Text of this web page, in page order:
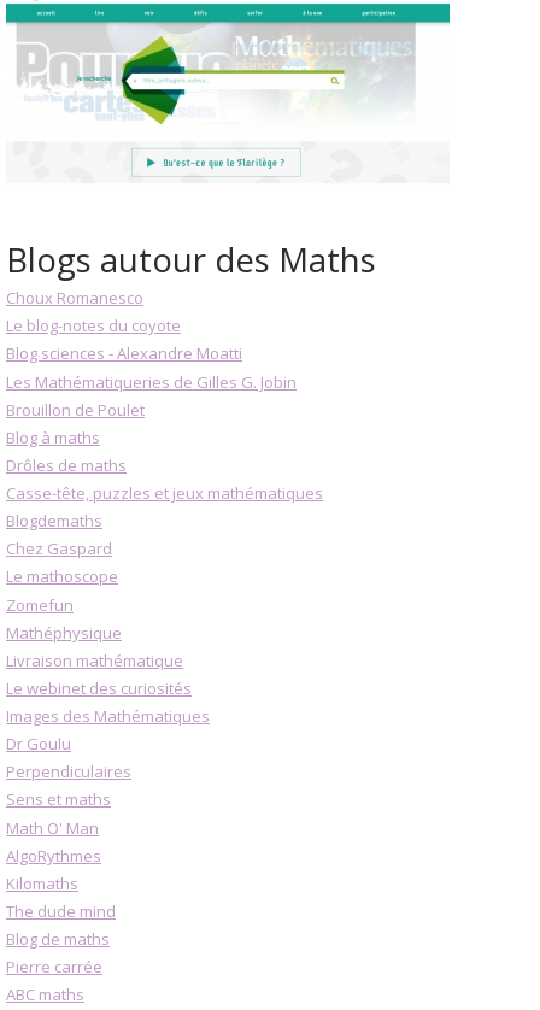
Blogs autour des Maths
Choux Romanesco
Le blog-notes du coyote
Blog sciences - Alexandre Moatti
Les Mathématiqueries de Gilles G. Jobin
Brouillon de Poulet
Blog à maths
Drôles de maths
Casse-tête, puzzles et jeux mathématiques
Blogdemaths
Chez Gaspard
Le mathoscope
Zomefun
Mathéphysique
Livraison mathématique
Le webinet des curiosités
Images des Mathématiques
Dr Goulu
Perpendiculaires
Sens et maths
Math O' Man
AlgoRythmes
Kilomaths
The dude mind
Blog de maths
Pierre carrée
ABC maths